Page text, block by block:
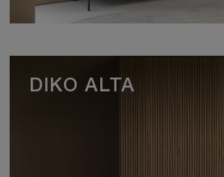
DIKO ALTA